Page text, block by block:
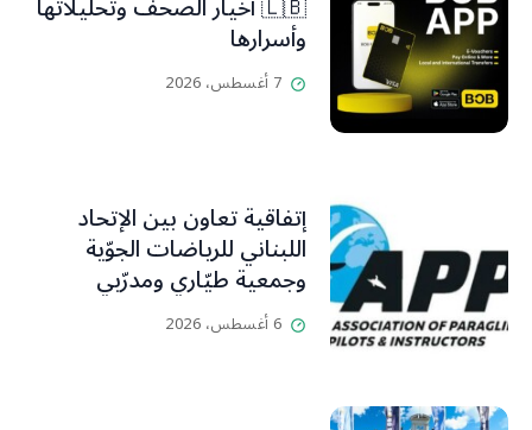
وأسرارها
7 أغسطس، 2026
إتفاقية تعاون بين الإتحاد
اللبناني للرياضات الجوّية
وجمعية طيّاري ومدرّبي
الطيران الشراعي
6 أغسطس، 2026